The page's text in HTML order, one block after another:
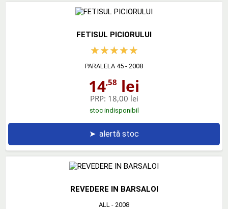
FETISUL PICIORULUI
PARALELA 45 - 2008
14,58 lei
PRP: 18,00 lei
stoc indisponibil
➤ alertă stoc
REVEDERE IN BARSALOI
ALL - 2008